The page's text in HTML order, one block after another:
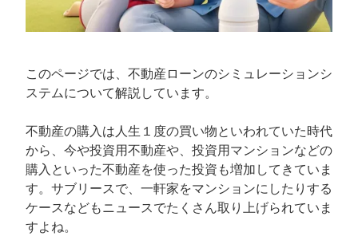
このページでは、不動産ローンのシミュレーションシ
ステムについて解説しています。
不動産の購入は人生１度の買い物といわれていた時代
から、今や投資用不動産や、投資用マンションなどの
購入といった不動産を使った投資も増加してきていま
す。サブリースで、一軒家をマンションにしたりする
ケースなどもニュースでたくさん取り上げられていま
すよね。